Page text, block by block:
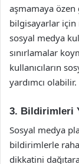
aşmamaya özen
bilgisayarlar için
sosyal medya
sınırlamalar
kullanıcıların
yardımcı olabilir.
3. Bildirimleri
Sosyal medya
bildirimlerle
dikkatini